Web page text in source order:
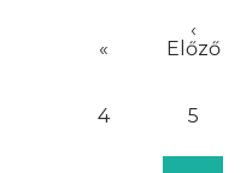
«
‹
Előző
4 5